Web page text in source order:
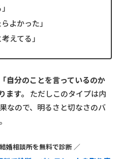
よかった」
えてる」
自分のことを言っているのか
ます。
ただしこのタイプは内
なので、明るさと切なさのバ
婚相談所を無料で診断 ／